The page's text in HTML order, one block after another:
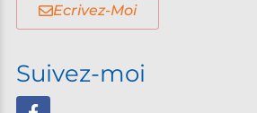
Ecrivez-Moi
Suivez-moi